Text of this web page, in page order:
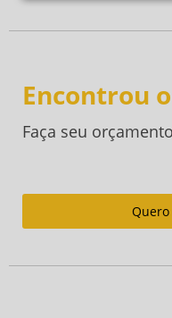
Encontrou
Faça seu